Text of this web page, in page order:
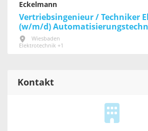
Eckelmann
Vertriebsingenieur / Techniker
(w/m/d)
Wiesbaden
Elektrotechnik +1
Kontakt